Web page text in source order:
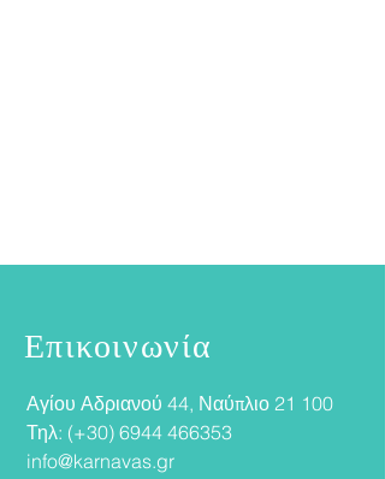
Επικοινωνία
Αγίου Αδριανού 44, Ναύπλιο 21 100​
Τηλ: (+30) 6944 466353
info@karnavas.gr